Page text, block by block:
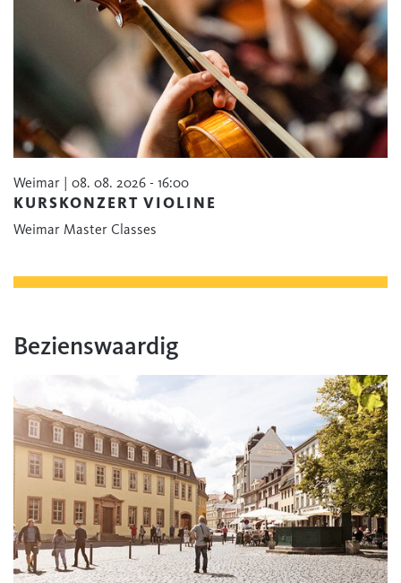
Weimar | 08. 08. 2026 - 16:00
KURSKONZERT VIOLINE
Weimar Master Classes
Bezienswaardig